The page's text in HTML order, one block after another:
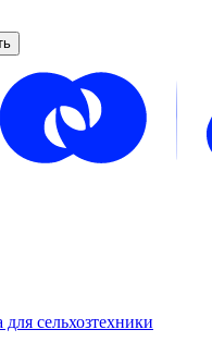
сельхозтехники